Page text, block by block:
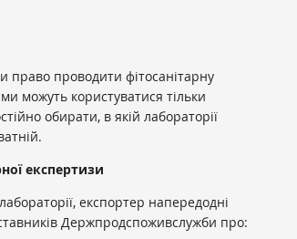
право проводити фітосанітарну
можуть користуватися тільки
обирати, в якій лабораторії
експертизи
експортер напередодні
Держпродспоживслужби про: